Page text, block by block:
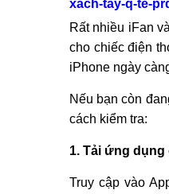
xach-tay-q-te-
Rất nhiều iFan
cho chiếc điện
iPhone ngày
Nếu bạn còn
cách kiểm tra:
1. Tải ứng
Truy cập vào